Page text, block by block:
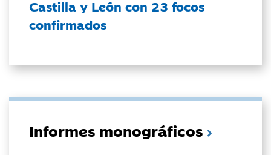
Castilla y León con 23 focos
confirmados
Informes monográficos